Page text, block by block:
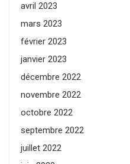
avril 2023
mars 2023
février 2023
janvier 2023
décembre 2022
novembre 2022
octobre 2022
septembre 2022
juillet 2022